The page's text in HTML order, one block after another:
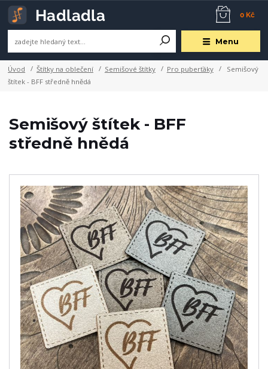
Menu
0 Kč
Úvod Štítky na oblečení Semišové štítky Pro puberťáky
Semišový
štítek - BFF středně hnědá
Semišový štítek - BFF
středně hnědá